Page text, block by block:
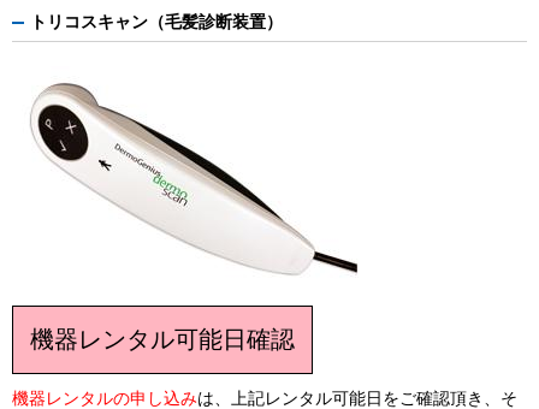
トリコスキャン（毛髪診断装置）
機器レンタル可能日確認
機器レンタルの申し込みは、上記レンタル可能日をご確認頂き、そ